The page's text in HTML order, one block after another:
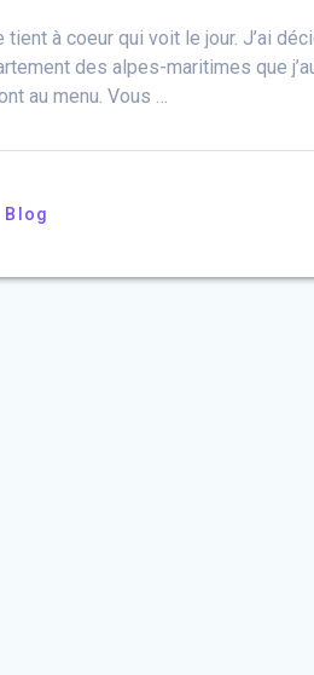
tient à coeur qui voit le jour. J’ai
des alpes-maritimes que
au menu. Vous …
Blog